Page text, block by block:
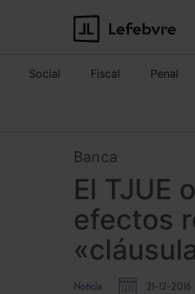
Social Fiscal Penal
Banca
El TJUE
efectos
Noticia 21-12-2016